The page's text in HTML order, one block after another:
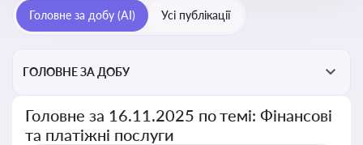
Головне за добу (AI) Усі публікації
ГОЛОВНЕ ЗА ДОБУ
Головне за 16.11.2025 по темі: Фінансові
та платіжні послуги